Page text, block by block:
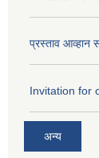
प्रस्ताव आव्हान
Invitation for
अन्य